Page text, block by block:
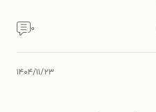
۰
۱۴۰۴/۱۱/۲۳